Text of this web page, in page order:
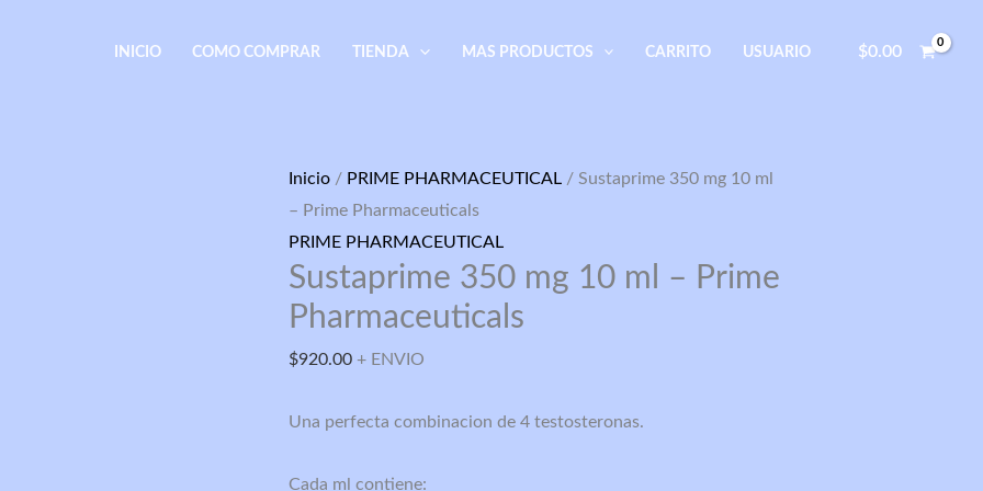
INICIO COMO COMPRAR TIENDA MAS PRODUCTOS CARRITO USUARIO $0.00
Inicio / PRIME PHARMACEUTICAL / Sustaprime 350 mg 10 ml
– Prime Pharmaceuticals
PRIME PHARMACEUTICAL
Sustaprime 350 mg 10 ml – Prime
Pharmaceuticals
$920.00 + ENVIO
Una perfecta combinacion de 4 testosteronas.
Cada ml contiene:
Sustaprime
350
mg
10
ml
Prime
cantidad